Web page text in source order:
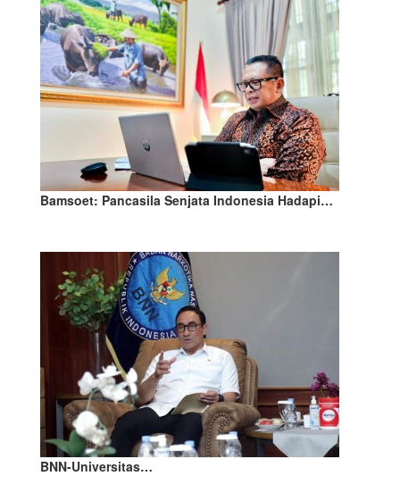
Bamsoet: Pancasila Senjata Indonesia Hadapi…
BNN-Universitas…